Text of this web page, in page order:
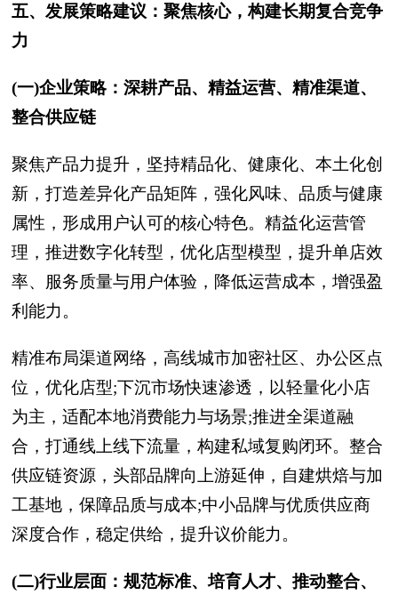
五、发展策略建议：聚焦核心，构建长期复合竞争
力
(一)企业策略：深耕产品、精益运营、精准渠道、
整合供应链
聚焦产品力提升，坚持精品化、健康化、本土化创
新，打造差异化产品矩阵，强化风味、品质与健康
属性，形成用户认可的核心特色。精益化运营管
理，推进数字化转型，优化店型模型，提升单店效
率、服务质量与用户体验，降低运营成本，增强盈
利能力。
精准布局渠道网络，高线城市加密社区、办公区点
位，优化店型;下沉市场快速渗透，以轻量化小店
为主，适配本地消费能力与场景;推进全渠道融
合，打通线上线下流量，构建私域复购闭环。整合
供应链资源，头部品牌向上游延伸，自建烘焙与加
工基地，保障品质与成本;中小品牌与优质供应商
深度合作，稳定供给，提升议价能力。
(二)行业层面：规范标准、培育人才、推动整合、